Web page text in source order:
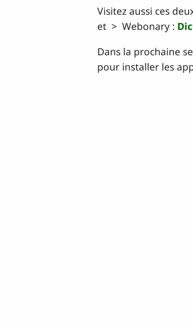
Visitez aussi ces
et > Webonary :
Dans la prochaine
pour installer les